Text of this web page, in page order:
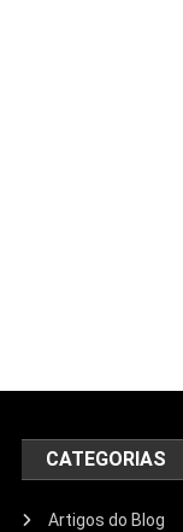
CATEGORIAS
Artigos do Blog